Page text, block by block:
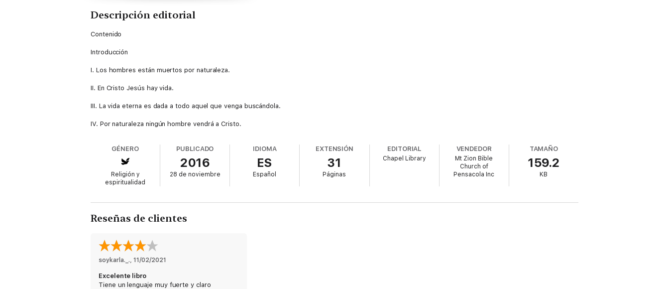
Descripción editorial
Contenido
Introducción
I. Los hombres están muertos por naturaleza.
II. En Cristo Jesús hay vida.
III. La vida eterna es dada a todo aquel que venga buscándola.
IV. Por naturaleza ningún hombre vendrá a Cristo.
GÉNERO
Religión y
espiritualidad
PUBLICADO
2016
28 de noviembre
IDIOMA
ES
Español
EXTENSIÓN
31
Páginas
EDITORIAL
Chapel Library
VENDEDOR
Mt Zion Bible
Church of
Pensacola Inc
TAMAÑO
159.2
KB
Reseñas de clientes
soykarla._., 11/02/2021
Excelente libro
Tiene un lenguaje muy fuerte y claro